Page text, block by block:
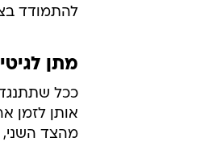
להתמודד
מתן
ככל
אותן לזמן
מהצד השני,